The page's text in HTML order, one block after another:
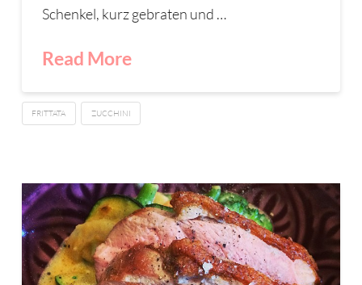
Schenkel, kurz gebraten und …
Read More
FRITTATA ZUCCHINI